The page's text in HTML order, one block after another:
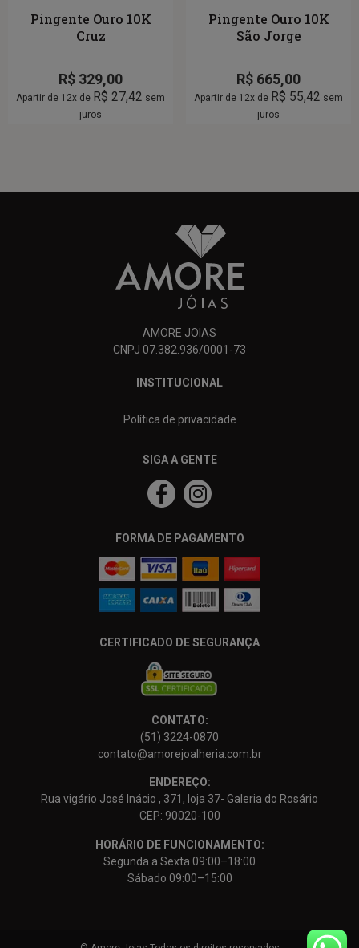
Pingente Ouro 10K
Cruz
R$ 329,00
Apartir de 12x de R$ 27,42 sem
juros
Pingente Ouro 10K
São Jorge
R$ 665,00
Apartir de 12x de R$ 55,42 sem
juros
AMORE JOIAS
CNPJ 07.382.936/0001-73
INSTITUCIONAL
Política de privacidade
SIGA A GENTE
FORMA DE PAGAMENTO
CERTIFICADO DE SEGURANÇA
CONTATO:
(51) 3224-0870
contato@amorejoalheria.com.br
ENDEREÇO:
Rua vigário José Inácio , 371, loja 37- Galeria do Rosário
CEP: 90020-100
HORÁRIO DE FUNCIONAMENTO:
Segunda a Sexta 09:00–18:00
Sábado 09:00–15:00